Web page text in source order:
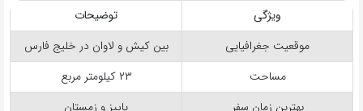
ویژگی
توضیحات
موقعیت جغرافیایی
بین کیش و لاوان در خلیج فارس
مساحت
۲۳ کیلومتر مربع
بهترین زمان سفر
پاییز و زمستان